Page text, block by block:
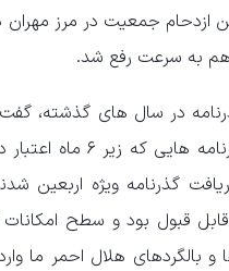
در سال های گذشته، گفت:
یک دهم گذرنامه بین
موفق به دریافت گذرنامه ویژه
بالگردهای هلال احمر ما